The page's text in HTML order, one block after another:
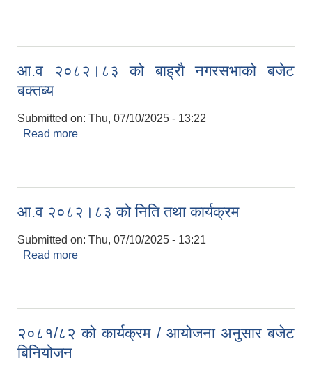
आ.व २०८२।८३ को बाह्रौ नगरसभाको बजेट
बक्तब्य
Submitted on: Thu, 07/10/2025 - 13:22
Read more
आ.व २०८२।८३ को निति तथा कार्यक्रम
Submitted on: Thu, 07/10/2025 - 13:21
Read more
२०८१/८२ को कार्यक्रम / आयोजना अनुसार बजेट
बिनियोजन